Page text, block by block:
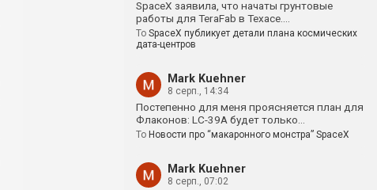
SpaceX заявила, что начаты грунтовые
работы для TeraFab в Техасе.…
To SpaceX публикует детали плана космических
дата-центров
Mark Kuehner
8 серп., 14:34
Постепенно для меня проясняется план для
Флаконов: LC-39A будет только…
To Новости про “макаронного монстра” SpaceX
Mark Kuehner
8 серп., 07:02